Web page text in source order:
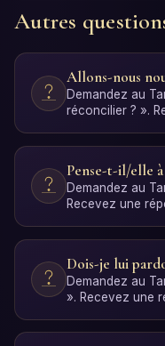
Autres
Allons-nous
Demandez au
réconcilier ? ».
Pense-t-il/elle
Demandez au
Recevez une
Dois-je lui
Demandez au
». Recevez une